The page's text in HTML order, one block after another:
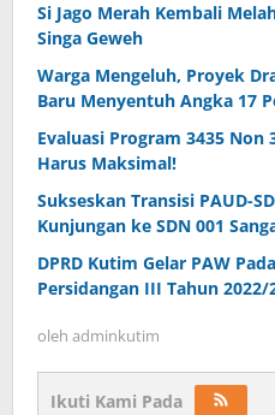
Si Jago Merah Kembali
Singa Geweh
Warga Mengeluh, Proyek
Baru Menyentuh Angka 17
Evaluasi Program 3435
Harus Maksimal!
Sukseskan Transisi PAUD-
Kunjungan ke SDN 001
DPRD Kutim Gelar PAW
Persidangan III Tahun 2022/
oleh adminkutim
Ikuti Kami Pada